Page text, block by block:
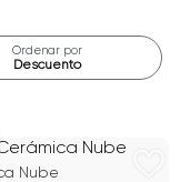
Ordenar por
Descuento
Nube